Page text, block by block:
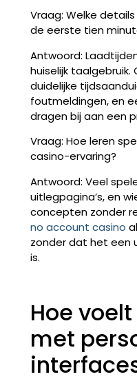
Vraag: Welke
de eerste tien
Antwoord:
huiselijk taalgebruik.
duidelijke
foutmeldingen, en
dragen bij aan een
Vraag: Hoe leren
casino-ervaring?
Antwoord: Veel
uitlegpagina’s, en
concepten zonder
no account casino
zonder dat het een
is.
Hoe
met